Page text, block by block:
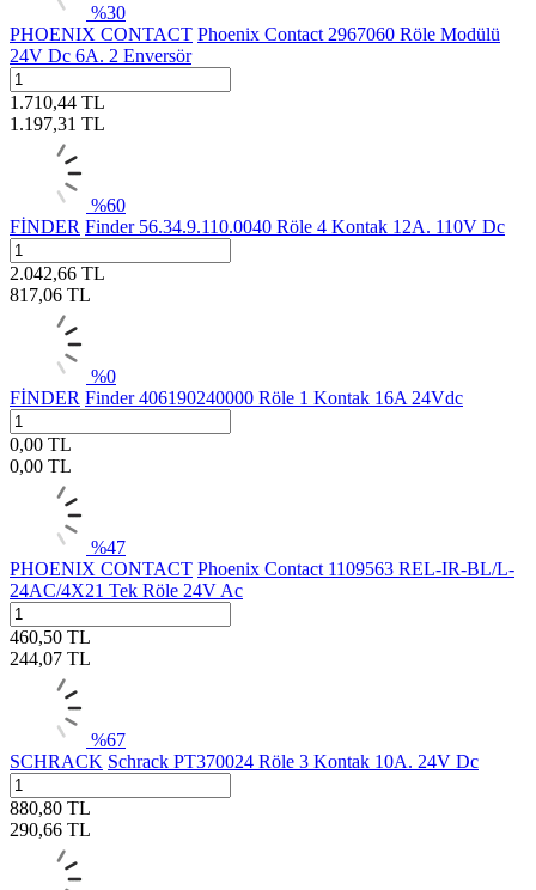
%30
PHOENIX CONTACT Phoenix Contact 2967060 Röle Modülü
24V Dc 6A. 2 Enversör
1.710,44 TL
1.197,31 TL
%60
FİNDER Finder 56.34.9.110.0040 Röle 4 Kontak 12A. 110V Dc
2.042,66 TL
817,06 TL
%0
FİNDER Finder 406190240000 Röle 1 Kontak 16A 24Vdc
0,00 TL
0,00 TL
%47
PHOENIX CONTACT Phoenix Contact 1109563 REL-IR-BL/L-
24AC/4X21 Tek Röle 24V Ac
460,50 TL
244,07 TL
%67
SCHRACK Schrack PT370024 Röle 3 Kontak 10A. 24V Dc
880,80 TL
290,66 TL